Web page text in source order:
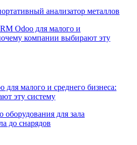
анализатор металлов
малого и среднего бизнеса:
эту систему